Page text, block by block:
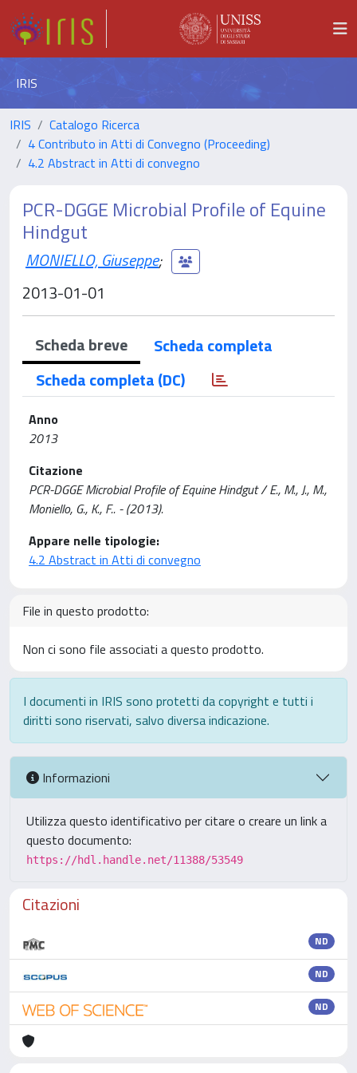
IRIS
IRIS
Catalogo Ricerca
4 Contributo in Atti di Convegno (Proceeding)
4.2 Abstract in Atti di convegno
PCR-DGGE Microbial Profile of Equine
Hindgut
MONIELLO, Giuseppe;
2013-01-01
Scheda breve
Scheda completa
Scheda completa (DC)
Anno
2013
Citazione
PCR-DGGE Microbial Profile of Equine Hindgut / E., M., J., M.,
Moniello, G., K., F.. - (2013).
Appare nelle tipologie:
4.2 Abstract in Atti di convegno
File in questo prodotto:
Non ci sono file associati a questo prodotto.
I documenti in IRIS sono protetti da copyright e tutti i
diritti sono riservati, salvo diversa indicazione.
Informazioni
Utilizza questo identificativo per citare o creare un link a
questo documento:
https://hdl.handle.net/11388/53549
Citazioni
ND
ND
ND